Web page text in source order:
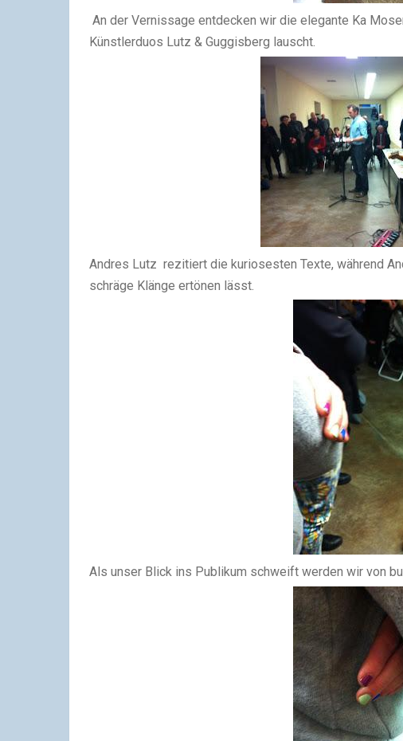
An der Vernissage entdecken wir die elegante Ka
Künstlerduos Lutz & Guggisberg lauscht.
Andres Lutz rezitiert die kuriosesten Texte, während
schräge Klänge ertönen lässt.
Als unser Blick ins Publikum schweift werden wir von